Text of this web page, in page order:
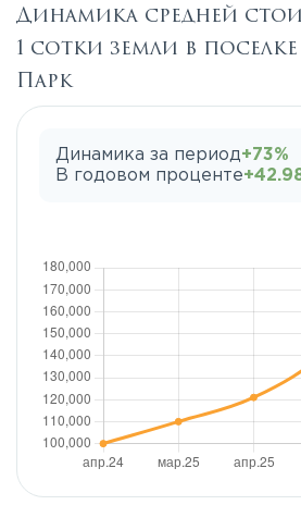
Динамика средней
1 сотки земли в
Парк
Динамика за период+73%
В годовом проценте